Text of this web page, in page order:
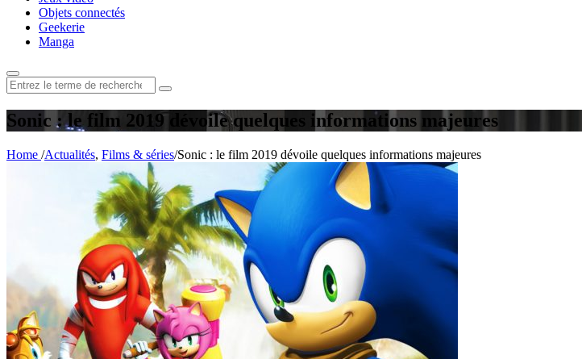
Objets connectés
Geekerie
Manga
Rechercher
:
Sonic : le film 2019 dévoile quelques informations majeures
Home /Actualités, Films & séries/Sonic : le film 2019 dévoile quelques informations majeures